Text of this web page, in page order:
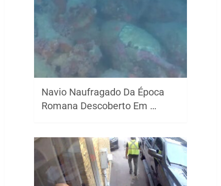
Navio Naufragado Da Época
Romana Descoberto Em …